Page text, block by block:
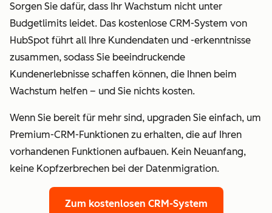
Sorgen Sie dafür, dass Ihr Wachstum nicht unter
Budgetlimits leidet. Das kostenlose CRM-System von
HubSpot führt all Ihre Kundendaten und -erkenntnisse
zusammen, sodass Sie beeindruckende
Kundenerlebnisse schaffen können, die Ihnen beim
Wachstum helfen – und Sie nichts kosten.
Wenn Sie bereit für mehr sind, upgraden Sie einfach, um
Premium-CRM-Funktionen zu erhalten, die auf Ihren
vorhandenen Funktionen aufbauen. Kein Neuanfang,
keine Kopfzerbrechen bei der Datenmigration.
Zum kostenlosen CRM-System